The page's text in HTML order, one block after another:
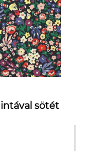
sötét